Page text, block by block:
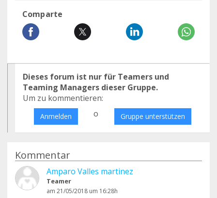
Comparte
Dieses forum ist nur für Teamers und
Teaming Managers dieser Gruppe.
Um zu kommentieren:
Anmelden o Gruppe unterstützen
Kommentar
Amparo Valles martinez
Teamer
am 21/05/2018 um 16:28h